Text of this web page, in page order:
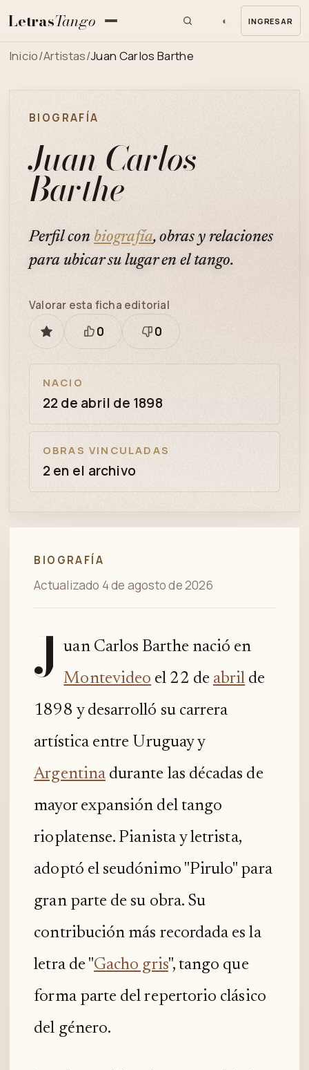
LetrasTango ◐ INGRESAR
Inicio/Artistas/Juan Carlos Barthe
BIOGRAFÍA
Juan Carlos
Barthe
Perfil con biografía, obras y relaciones
para ubicar su lugar en el tango.
GUARDAR
Valorar esta ficha editorial
Está
0
Necesita
0
NACIO
22 de abril de 1898
OBRAS VINCULADAS
2 en el archivo
BIOGRAFÍA
Actualizado 4 de agosto de 2026
J
uan Carlos Barthe nació en
Montevideo el 22 de abril de
1898 y desarrolló su carrera
artística entre Uruguay y
Argentinadurante las décadas de
mayor expansión del tango
rioplatense. Pianista y letrista,
adoptó el seudónimo "Pirulo" para
gran parte de su obra. Su
contribución más recordada es la
letra de "Gacho gris", tango que
forma parte del repertorio clásico
del género.